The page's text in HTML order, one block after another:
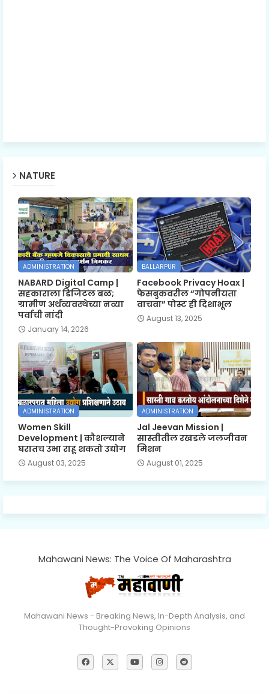
NATURE
ADMINISTRATION
NABARD Digital Camp |
सहकाराला डिजिटल बळ;
ग्रामीण अर्थव्यवस्थेच्या नव्या
पर्वाची नांदी
January 14, 2026
BALLARPUR
Facebook Privacy Hoax |
फेसबुकवरील “गोपनीयता
वाचवा” पोस्ट ही दिशाभूल
August 13, 2025
ADMINISTRATION
Women Skill
Development | कौशल्याने
घरातच उभा राहू शकतो उद्योग
August 03, 2025
ADMINISTRATION
Jal Jeevan Mission |
सास्तीतील रखडले जलजीवन
मिशन
August 01, 2025
Mahawani News: The Voice Of Maharashtra
Mahawani News - Breaking News, In-Depth Analysis, and
Thought-Provoking Opinions